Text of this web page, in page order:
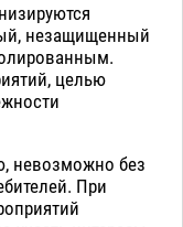
незащищенный
целью
невозможно без
При